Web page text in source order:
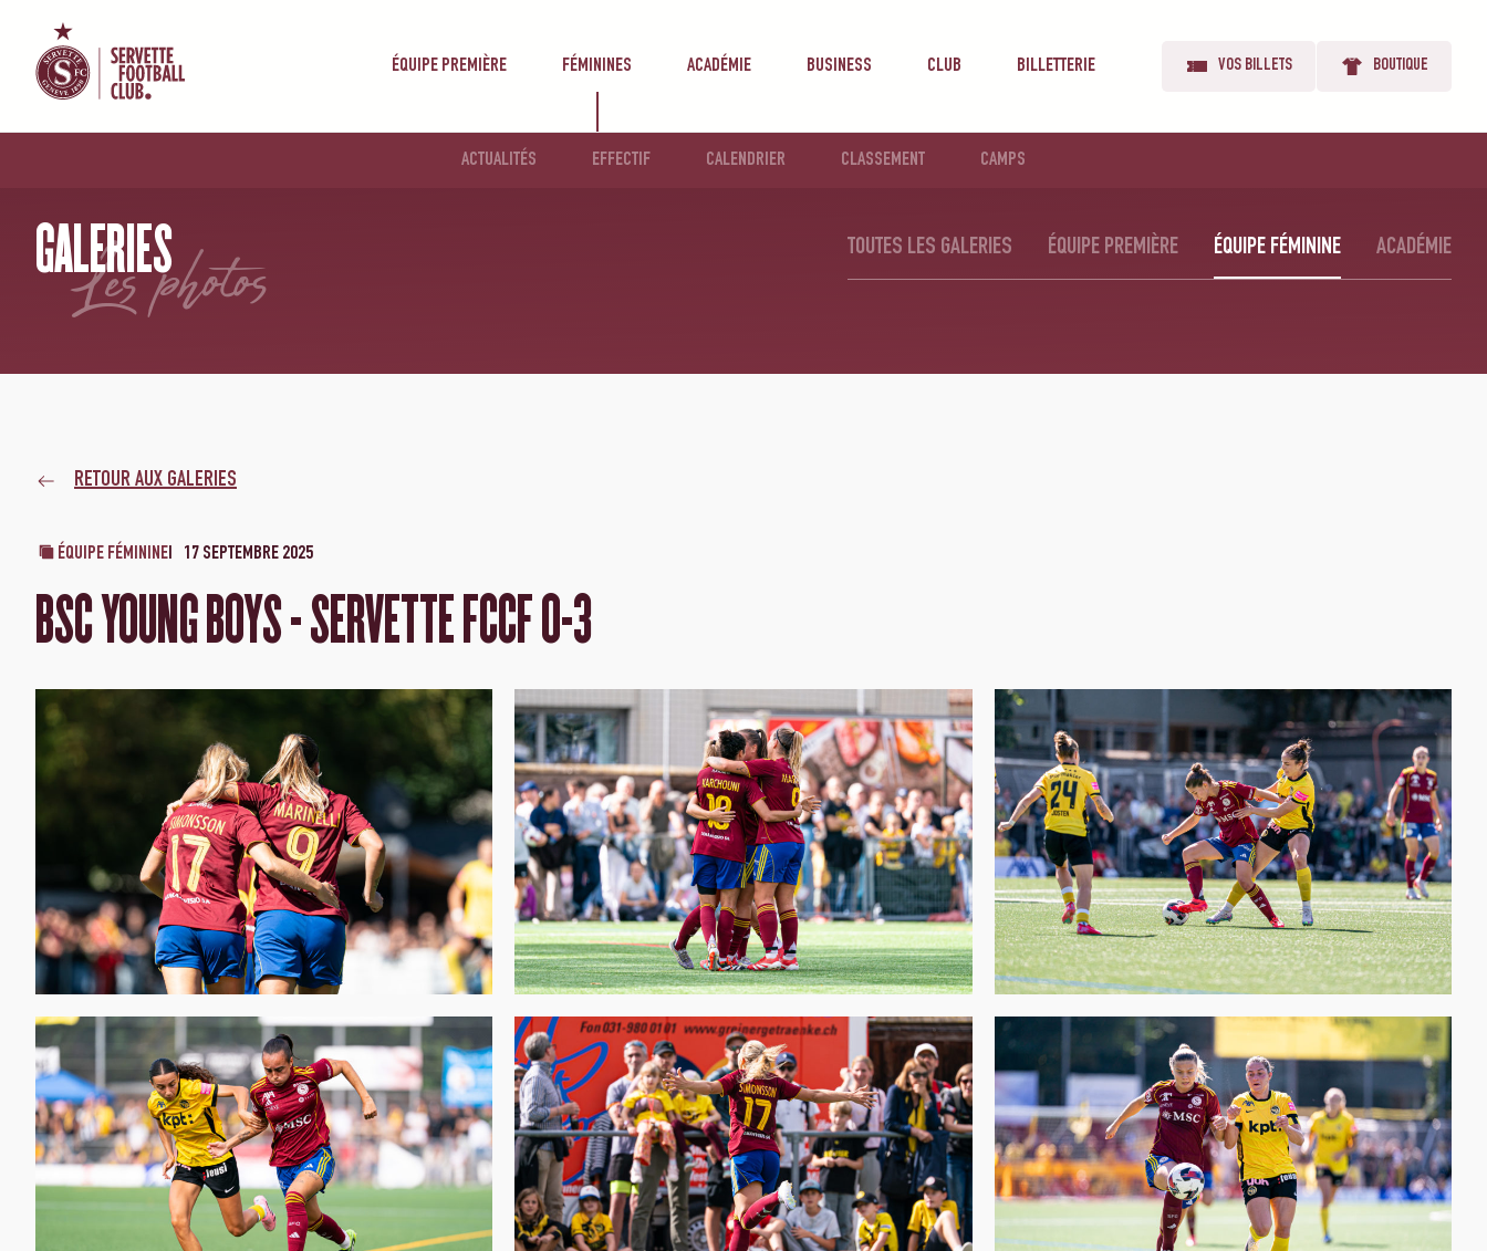
ÉQUIPE PREMIÈRE FÉMININES ACADÉMIE BUSINESS CLUB BILLETTERIE
ACTUALITÉS EFFECTIF CALENDRIER CLASSEMENT CAMPS
VOS BILLETS BOUTIQUE
GALERIESles photos TOUTES LES GALERIES ÉQUIPE PREMIÈRE ÉQUIPE FÉMININE ACADÉMIE
RETOUR AUX GALERIES
ÉQUIPE FÉMININE 17 SEPTEMBRE 2025
BSC YOUNG BOYS - SERVETTE FCCF 0-3